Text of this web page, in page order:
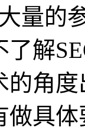
量的
解
的角
做具